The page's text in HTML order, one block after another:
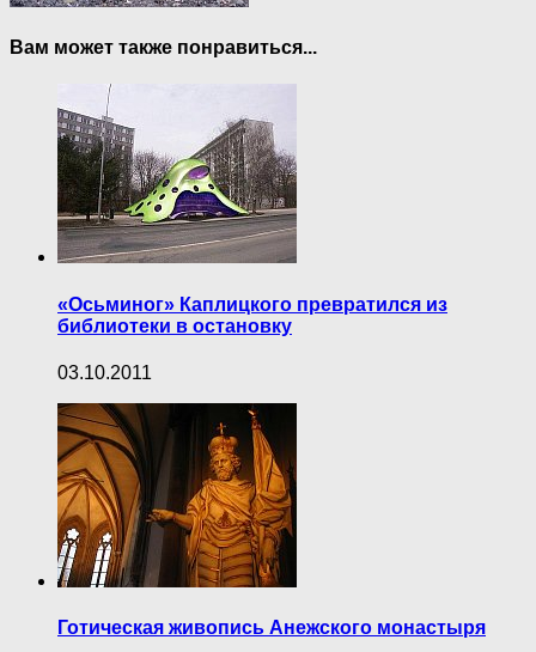
Вам может также понравиться...
«Осьминог» Каплицкого превратился из
библиотеки в остановку
03.10.2011
Готическая живопись Анежского монастыря